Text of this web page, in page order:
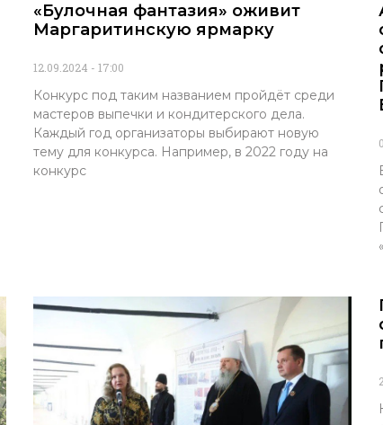
«Булочная фантазия» оживит
Маргаритинскую ярмарку
12.09.2024 17:00
Конкурс под таким названием пройдёт среди
мастеров выпечки и кондитерского дела.
Каждый год организаторы выбирают новую
тему для конкурса. Например, в 2022 году на
конкурс